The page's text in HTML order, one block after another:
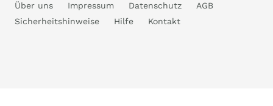
Über uns Impressum Datenschutz
AGB
Sicherheitshinweise
Hilfe Kontakt